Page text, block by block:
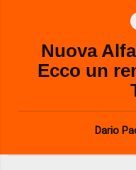
Nuova
Ecco un
Dario